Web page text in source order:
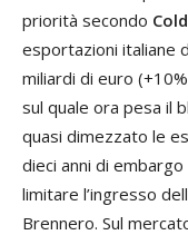
priorità secondo
esportazioni italiane
miliardi di euro
sul quale ora pesa il
quasi dimezzato le
dieci anni di
limitare l’ingresso
Brennero. Sul